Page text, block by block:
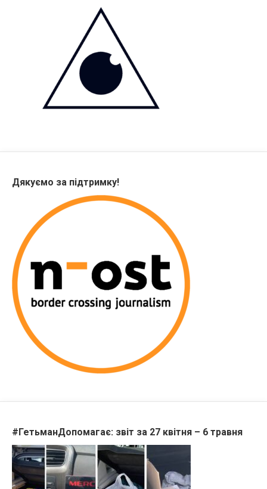
Дякуємо за підтримку!
#ГетьманДопомагає: звіт за 27 квітня – 6 травня